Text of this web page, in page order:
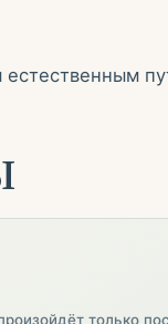
естественным
только